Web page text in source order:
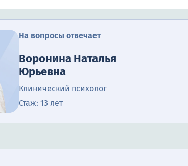
На вопросы отвечает
Воронина Наталья
Юрьевна
Клинический психолог
Стаж: 13 лет